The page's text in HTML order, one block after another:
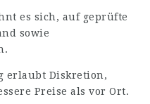
es sich, auf geprüfte
sowie
erlaubt Diskretion,
Preise als vor Ort.